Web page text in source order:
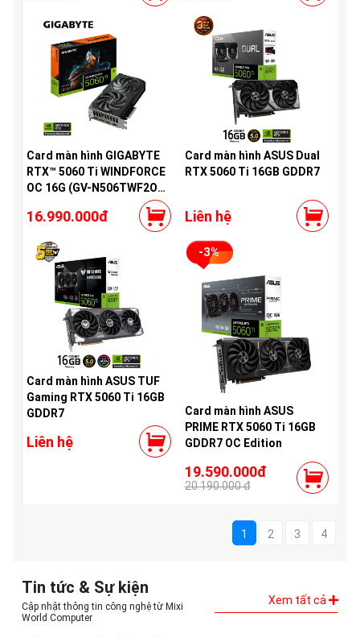
Card màn hình GIGABYTE
RTX™ 5060 Ti WINDFORCE
OC 16G (GV-N506TWF2OC-
16.990.000đ
Card màn hình ASUS Dual
RTX 5060 Ti 16GB GDDR7
Liên hệ
Card màn hình ASUS TUF
Gaming RTX 5060 Ti 16GB
GDDR7
Liên hệ
-3%
Card màn hình ASUS
PRIME RTX 5060 Ti 16GB
GDDR7 OC Edition
19.590.000đ
20.190.000 đ
1 2 3 4
Tin tức & Sự kiện
Cập nhật thông tin công nghệ từ Mixi
World Computer
Xem tất cả